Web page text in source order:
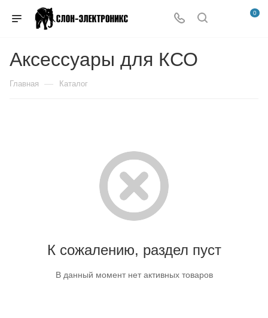
0
Аксессуары для КСО
Главная — Каталог
К сожалению, раздел пуст
В данный момент нет активных товаров